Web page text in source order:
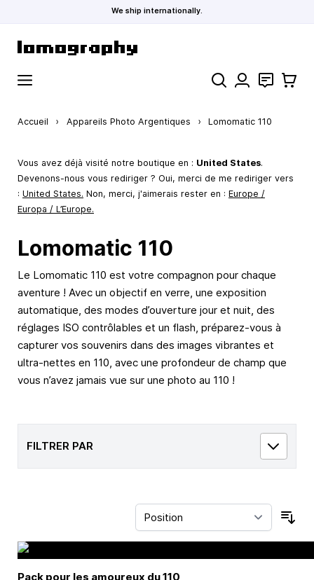
We ship internationally.
RechercherContact
Panier
Accueil › Appareils Photo Argentiques › Lomomatic 110
Vous avez déjà visité notre boutique en : United States.
Devenons-nous vous rediriger ? Oui, merci de me rediriger vers
: United States. Non, merci, j'aimerais rester en : Europe /
Europa / L’Europe.
Lomomatic 110
Le Lomomatic 110 est votre compagnon pour chaque
aventure ! Avec un objectif en verre, une exposition
automatique, des modes d’ouverture jour et nuit, des
réglages ISO contrôlables et un flash, préparez-vous à
capturer vos souvenirs dans des images vibrantes et
ultra-nettes en 110, avec une profondeur de champ que
vous n’avez jamais vue sur une photo au 110 !
FILTRER PAR
Pack pour les amoureux du 110